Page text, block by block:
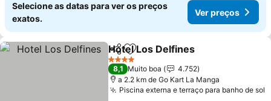
Selecione as datas para ver os preços
exatos.
Ver preços
PartilharAdicionar aos favoritos
Hotel Los Delfines
4 Estrelas
8,1 Muito boa
4.752
a 2.2 km de Go Kart La Manga
Piscina externa e terraço para banho de sol